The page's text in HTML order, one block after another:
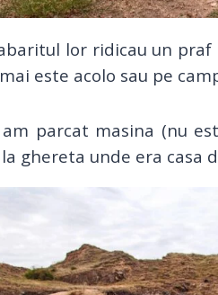
lor ridicau un praf
este acolo sau pe
parcat masina (nu
ghereta unde era casa